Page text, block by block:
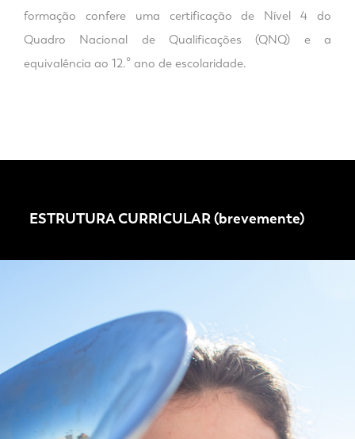
formação confere uma certificação de Nível 4 do
Quadro Nacional de Qualificações (QNQ) e a
equivalência ao 12.º ano de escolaridade.
ESTRUTURA CURRICULAR (brevemente)